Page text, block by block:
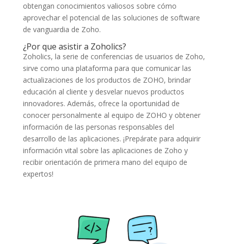
obtengan conocimientos valiosos sobre cómo
aprovechar el potencial de las soluciones de software
de vanguardia de Zoho.
¿Por que asistir a Zoholics?
Zoholics, la serie de conferencias de usuarios de Zoho,
sirve como una plataforma para que comunicar las
actualizaciones de los productos de ZOHO, brindar
educación al cliente y desvelar nuevos productos
innovadores. Además, ofrece la oportunidad de
conocer personalmente al equipo de ZOHO y obtener
información de las personas responsables del
desarrollo de las aplicaciones. ¡Prepárate para adquirir
información vital sobre las aplicaciones de Zoho y
recibir orientación de primera mano del equipo de
expertos!